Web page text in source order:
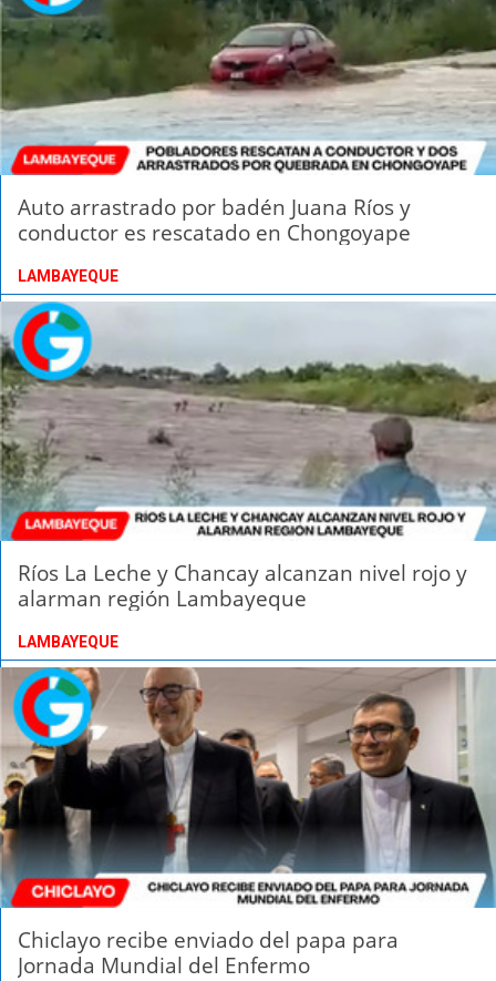
Auto arrastrado por badén Juana Ríos y
conductor es rescatado en Chongoyape
LAMBAYEQUE
Ríos La Leche y Chancay alcanzan nivel rojo y
alarman región Lambayeque
LAMBAYEQUE
Chiclayo recibe enviado del papa para
Jornada Mundial del Enfermo